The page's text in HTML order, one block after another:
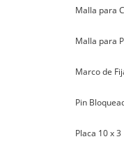
Malla para
Malla para
Marco de
Pin
Placa 10 x 3